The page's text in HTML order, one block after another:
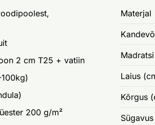
2 cm T25 + vatiin
200 g/m²
Materjal
Laius
Kõrgus